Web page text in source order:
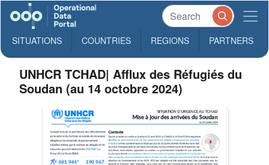
SITUATIONS COUNTRIES REGIONS PARTNERS
UNHCR TCHAD| Afflux des Réfugiés du
Soudan (au 14 octobre 2024)